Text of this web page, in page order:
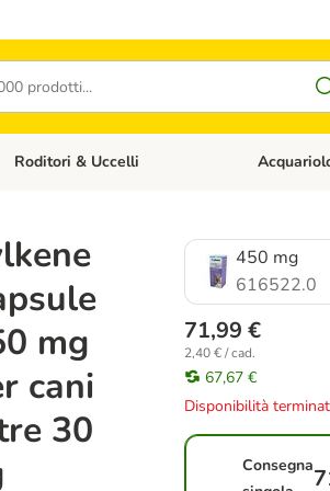
Apri Menù Categoria: Diete
Roditori & Uccelli Apri Menù
mg
cani
30
450 mg
616522.0
71,99 €
2,40 € / cad.
67,67 €
Disponibilità
Consegna